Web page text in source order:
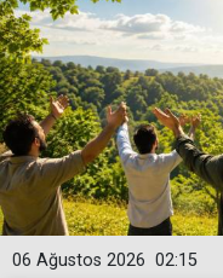
02:15
06 Ağustos 2026